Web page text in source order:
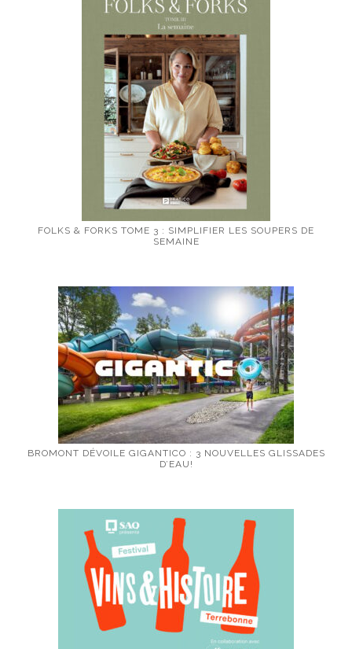
FOLKS & FORKS TOME 3 : SIMPLIFIER LES SOUPERS DE
SEMAINE
BROMONT DÉVOILE GIGANTICO : 3 NOUVELLES GLISSADES
D’EAU!